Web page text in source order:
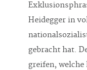
Heidegger in
gebracht hat.
greifen,